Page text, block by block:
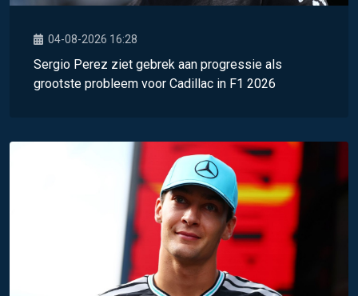
04-08-2026 16:28
Sergio Perez ziet gebrek aan progressie als
grootste probleem voor Cadillac in F1 2026